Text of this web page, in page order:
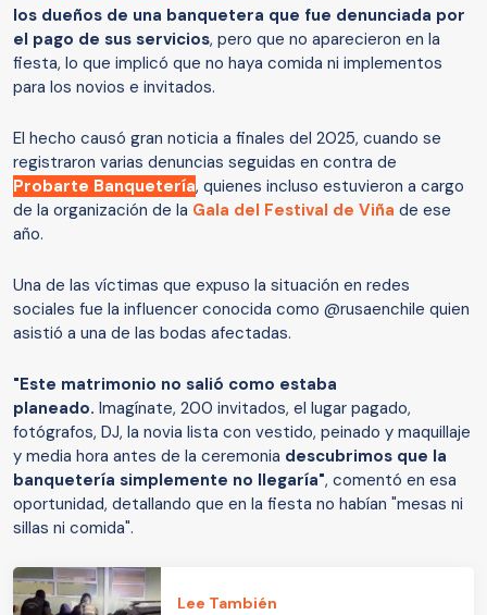
los dueños de una banquetera que fue denunciada por
el pago de sus servicios, pero que no aparecieron en la
fiesta, lo que implicó que no haya comida ni implementos
para los novios e invitados.
El hecho causó gran noticia a finales del 2025, cuando se
registraron varias denuncias seguidas en contra de
Probarte Banquetería, quienes incluso estuvieron a cargo
de la organización de la Gala del Festival de Viña de ese
año.
Una de las víctimas que expuso la situación en redes
sociales fue la influencer conocida como @rusaenchile quien
asistió a una de las bodas afectadas.
"Este matrimonio no salió como estaba
planeado. Imagínate, 200 invitados, el lugar pagado,
fotógrafos, DJ, la novia lista con vestido, peinado y maquillaje
y media hora antes de la ceremonia descubrimos que la
banquetería simplemente no llegaría", comentó en esa
oportunidad, detallando que en la fiesta no habían "mesas ni
sillas ni comida".
Lee También